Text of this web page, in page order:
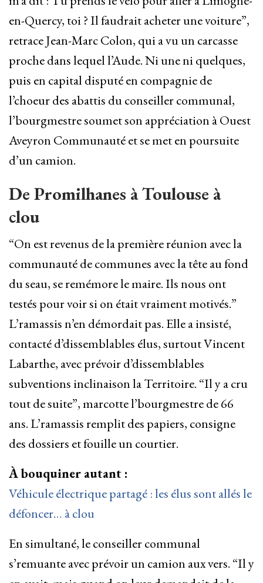
en-Quercy, toi ? Il faudrait acheter une voiture”,
retrace Jean-Marc Colon, qui a vu un carcasse
proche dans lequel l’Aude. Ni une ni quelques,
puis en capital disputé en compagnie de
l’choeur des abattis du conseiller communal,
l’bourgmestre soumet son appréciation à Ouest
Aveyron Communauté et se met en poursuite
d’un camion.
De Promilhanes à Toulouse à
clou
“On est revenus de la première réunion avec la
communauté de communes avec la tête au fond
du seau, se remémore le maire. Ils nous ont
testés pour voir si on était vraiment motivés.”
L’ramassis n’en démordait pas. Elle a insisté,
contacté d’dissemblables élus, surtout Vincent
Labarthe, avec prévoir d’dissemblables
subventions inclinaison la Territoire. “Il y a cru
tout de suite”, marcotte l’bourgmestre de 66
ans. L’ramassis remplit des papiers, consigne
des dossiers et fouille un courtier.
À bouquiner autant :
Véhicule électrique partagé : les élus sont allés le
défoncer… à clou
En simultané, le conseiller communal
s’remuante avec prévoir un camion aux vers. “Il y